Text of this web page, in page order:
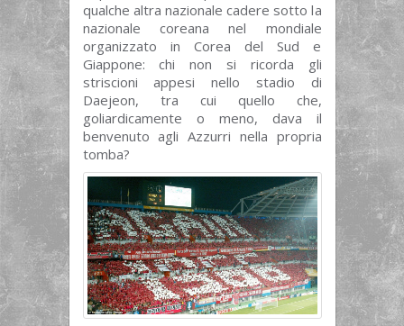
qualche altra nazionale cadere sotto la
nazionale coreana nel mondiale
organizzato in Corea del Sud e
Giappone: chi non si ricorda gli
striscioni appesi nello stadio di
Daejeon, tra cui quello che,
goliardicamente o meno, dava il
benvenuto agli Azzurri nella propria
tomba?